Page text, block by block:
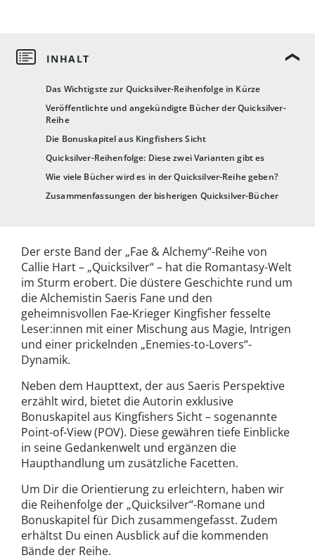
Das Wichtigste zur Quicksilver-Reihenfolge in Kürze
Veröffentlichte und angekündigte Bücher der Quicksilver-
Reihe
Die Bonuskapitel aus Kingfishers Sicht
Quicksilver-Reihenfolge: Diese zwei Varianten gibt es
Wie viele Bücher wird es in der Quicksilver-Reihe geben?
Zusammenfassungen der bisherigen Quicksilver-Bücher
Der erste Band der „Fae & Alchemy“-Reihe von
Callie Hart – „Quicksilver“ – hat die Romantasy-Welt
im Sturm erobert. Die düstere Geschichte rund um
die Alchemistin Saeris Fane und den
geheimnisvollen Fae-Krieger Kingfisher fesselte
Leser:innen mit einer Mischung aus Magie, Intrigen
und einer prickelnden „Enemies-to-Lovers“-
Dynamik.
Neben dem Haupttext, der aus Saeris Perspektive
erzählt wird, bietet die Autorin exklusive
Bonuskapitel aus Kingfishers Sicht – sogenannte
Point-of-View (POV). Diese gewähren tiefe Einblicke
in seine Gedankenwelt und ergänzen die
Haupthandlung um zusätzliche Facetten.
Um Dir die Orientierung zu erleichtern, haben wir
die Reihenfolge der „Quicksilver“-Romane und
Bonuskapitel für Dich zusammengefasst. Zudem
erhältst Du einen Ausblick auf die kommenden
Bände der Reihe.